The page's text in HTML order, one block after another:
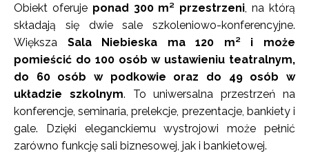
Obiekt oferuje ponad 300 m² przestrzeni, na którą
składają się dwie sale szkoleniowo-konferencyjne.
Większa Sala Niebieska ma 120 m² i może
pomieścić do 100 osób w ustawieniu teatralnym,
do 60 osób w podkowie oraz do 49 osób w
układzie szkolnym. To uniwersalna przestrzeń na
konferencje, seminaria, prelekcje, prezentacje, bankiety i
gale. Dzięki eleganckiemu wystrojowi może pełnić
zarówno funkcję sali biznesowej, jak i bankietowej.